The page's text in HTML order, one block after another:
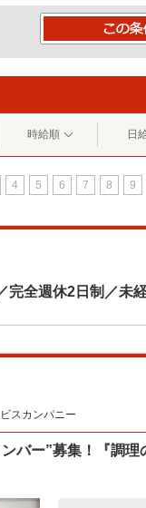
時給順 日
4 5 6 7 8 9
完全週休2日制／未
スカンパニー
バー”募集！『調